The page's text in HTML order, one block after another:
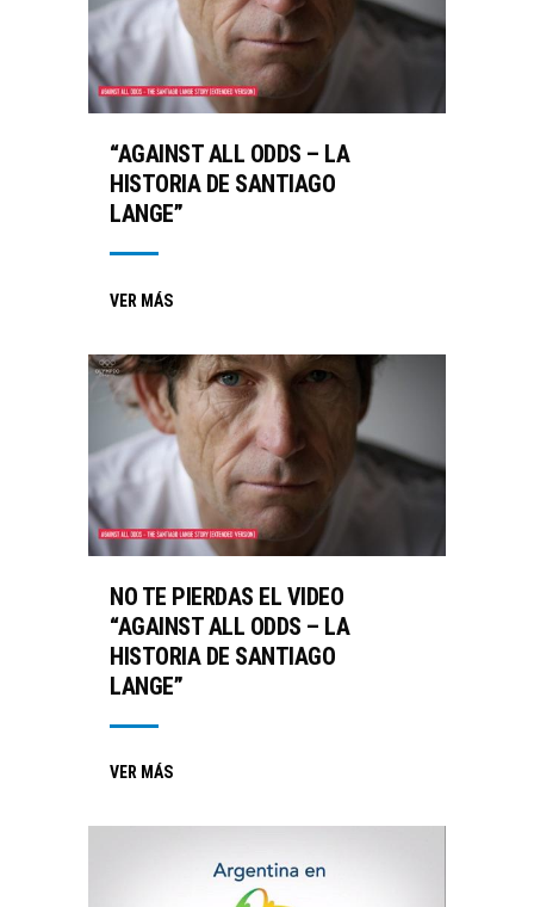
“AGAINST ALL ODDS – LA
HISTORIA DE SANTIAGO
LANGE”
VER MÁS
NO TE PIERDAS EL VIDEO
“AGAINST ALL ODDS – LA
HISTORIA DE SANTIAGO
LANGE”
VER MÁS